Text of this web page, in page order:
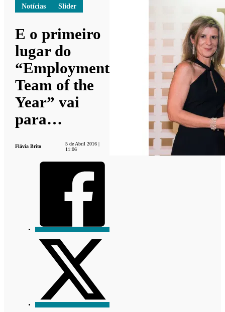
Notícias Slider
E o primeiro
lugar do
“Employment
Team of the
Year” vai
para…
Flávia Brito
5 de Abril 2016 |
11:06